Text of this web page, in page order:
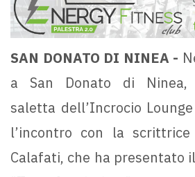
SAN DONATO DI NINEA -
a San Donato di Ninea,
saletta dell’Incrocio
l’incontro con la scrittrice
Calafati, che ha presentato